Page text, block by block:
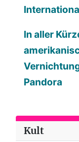
In aller
Pandora
Kult